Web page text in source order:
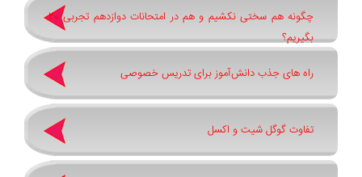
چگونه هم سختی نکشیم و هم در امتحانات دوازدهم تجربی 20
بگیریم؟
راه های جذب دانش‌آموز برای تدریس خصوصی
تفاوت گوگل شیت و اکسل